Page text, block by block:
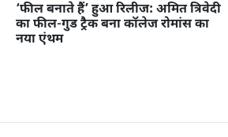
‘फील बनाते हैं’ हुआ रिलीज: अमित त्रिवेदी
का फील-गुड ट्रैक बना कॉलेज रोमांस का
नया एंथम